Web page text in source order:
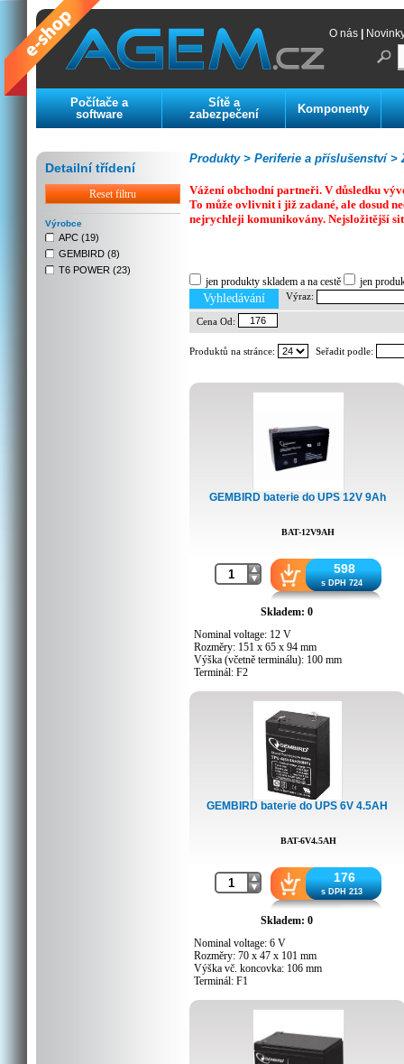
O nás
Počítače a
software
Sítě a
zabezpečení
Komponenty
Detailní třídení
Reset filtru
Výrobce
APC (19)
GEMBIRD (8)
T6 POWER (23)
Periferie a příslušenství >
Produkty >
Vážení obchodní partneři. V důsledku
To může ovlivnit i již zadané, ale dosud
nejrychleji komunikovány. Nejsložitější
jen produkty skladem a na cestě jen
Vyhledávání Výraz:
Cena Od:
Produktů na stránce: Seřadit podle:
GEMBIRD baterie do UPS 12V 9Ah
BAT-12V9AH
598
s DPH 724
Skladem: 0
Nominal voltage: 12 V
Rozměry: 151 x 65 x 94 mm
Výška (včetně terminálu): 100 mm
Terminál: F2
GEMBIRD baterie do UPS 6V 4.5AH
BAT-6V4.5AH
176
s DPH 213
Skladem: 0
Nominal voltage: 6 V
Rozměry: 70 x 47 x 101 mm
Výška vč. koncovka: 106 mm
Terminál: F1